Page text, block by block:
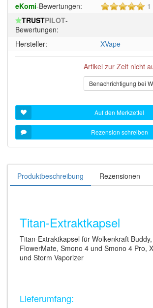
5
eKomi-Bewertungen:
51
TRUSTPILOT-
Bewertungen:
Hersteller:
XVape
Artikel zur Zeit nicht
Benachrichtigung bei
Auf den Merkzettel
Rezension schreiben
Produktbeschreibung Rezensionen
Titan-Extraktkapsel
Titan-Extraktkapsel für Wolkenkraft
FlowerMate, Smono 4 und Smono 4 Pro,
und Storm Vaporizer
Lieferumfang: